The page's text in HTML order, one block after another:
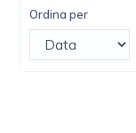
Ordina per